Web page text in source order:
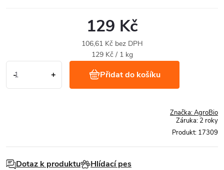
129 Kč
106,61 Kč bez DPH
Měrná
129 Kč / 1 kg
Přidat do košíku
Značka:AgroBio
Záruka: 2 roky
Produkt: 17309
Dotaz k produktu Hlídací pes